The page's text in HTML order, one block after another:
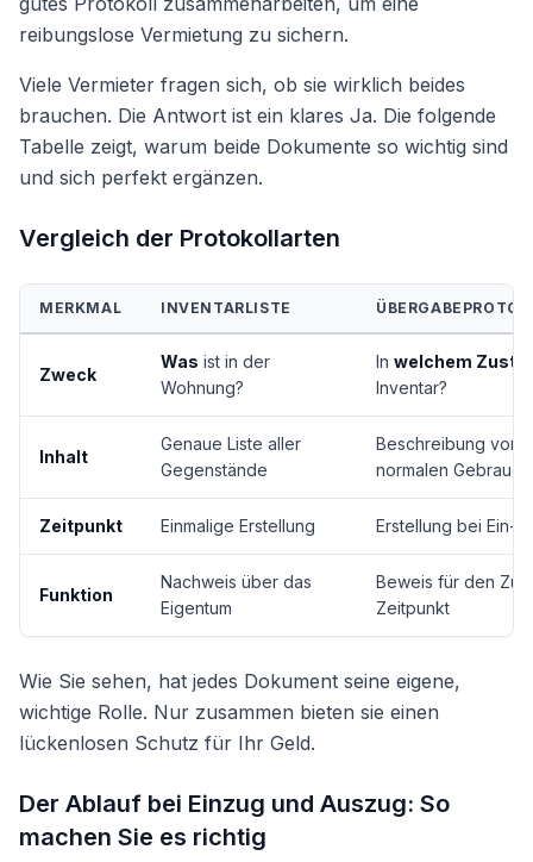
reibungslose Vermietung zu sichern.
Viele Vermieter fragen sich, ob sie wirklich beides
brauchen. Die Antwort ist ein klares Ja. Die folgende
Tabelle zeigt, warum beide Dokumente so wichtig sind
und sich perfekt ergänzen.
Vergleich der Protokollarten
MERKMAL INVENTARLISTE
Zweck
Was ist in der
Wohnung?
In welchem
Inventar?
Inhalt
Genaue Liste aller
Gegenstände
Beschreibung von
normalen
Zeitpunkt Einmalige Erstellung Erstellung bei Ein-
Funktion
Nachweis über das
Eigentum
Beweis für den
Zeitpunkt
Wie Sie sehen, hat jedes Dokument seine eigene,
wichtige Rolle. Nur zusammen bieten sie einen
lückenlosen Schutz für Ihr Geld.
Der Ablauf bei Einzug und Auszug: So
machen Sie es richtig